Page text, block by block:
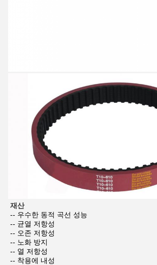
재산
-- 우수한 동적 곡선 성능
-- 균열 저항성
-- 오존 저항성
-- 노화 방지
-- 열 저항성
-- 착용에 내성